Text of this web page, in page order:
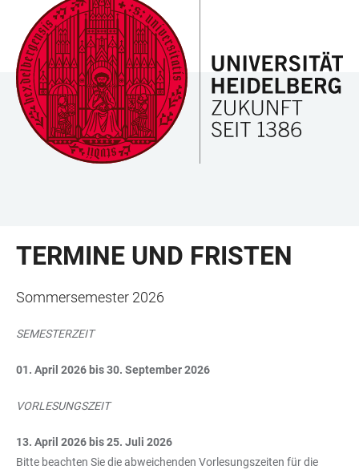
LINKS
ZUR
BARRIEREFREIHEIT
ZUM
HAUPTINHALT
HAUPTNAVIGATION
ÖFFNEN
WEBSEITENSUCHE
ÖFFNEN
TERMINE UND FRISTEN
Sommersemester 2026
SEMESTERZEIT
01. April 2026 bis 30. September 2026
VORLESUNGSZEIT
13. April 2026 bis 25. Juli 2026
Bitte beachten Sie die abweichenden Vorlesungszeiten für die